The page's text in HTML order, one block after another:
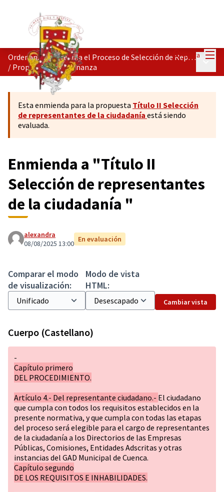
Entra
Ordenanza que regula el Proceso de Selección de Representantes de la Ciudadanía.
/ Propuesta de Ordenanza
Esta enmienda para la propuesta Título II Selección
de representantes de la ciudadanía está siendo
evaluada.
Enmienda a "Título II
Selección de representantes
de la ciudadanía "
alexandra
08/08/2025 13:00 En evaluación
Comparar el modo
de visualización:
Modo de vista
HTML:
Cambiar vista
Cuerpo (Castellano)
-
Capítulo primero
DEL PROCEDIMIENTO.
Artículo 4.- Del representante ciudadano.- El ciudadano
que cumpla con todos los requisitos establecidos en la
presente normativa, y que cumpla con todas las etapas
del proceso será elegible para el cargo de representantes
de la ciudadanía a los Directorios de las Empresas
Públicas, Comisiones, Entidades Adscritas y otras
instancias del GAD Municipal de Cuenca.
Capítulo segundo
DE LOS REQUISITOS E INHABILIDADES.